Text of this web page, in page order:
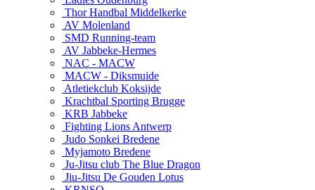
Thor Handbal Middelkerke
AV Molenland
SMD Running-team
AV Jabbeke-Hermes
NAC - MACW
MACW - Diksmuide
Atletiekclub Koksijde
Krachtbal Sporting Brugge
KRB Jabbeke
Fighting Lions Antwerp
Judo Sonkei Bredene
Myjamoto Bredene
Ju-Jitsu club The Blue Dragon
Jiu-Jitsu De Gouden Lotus